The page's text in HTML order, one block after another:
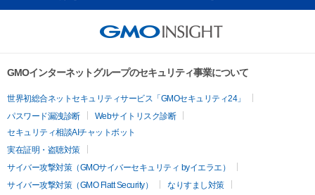
GMOインターネットグループのセキュリティ事業について
世界初総合ネットセキュリティサービス「GMOセキュリティ24」
パスワード漏洩診断
Webサイトリスク診断
セキュリティ相談AIチャットボット
実在証明・盗聴対策
サイバー攻撃対策（GMOサイバーセキュリティ byイエラエ）
サイバー攻撃対策（GMO Flatt Security）
なりすまし対策